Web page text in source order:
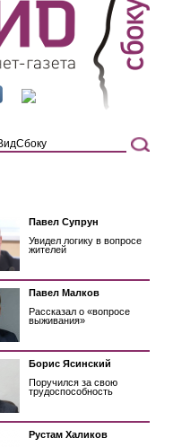
Павел Супрун
Увидел логику в вопросе
жителей
Павел Малков
Рассказал о «вопросе
выживания»
Борис Ясинский
Поручился за свою
трудоспособность
Рустам Халиков